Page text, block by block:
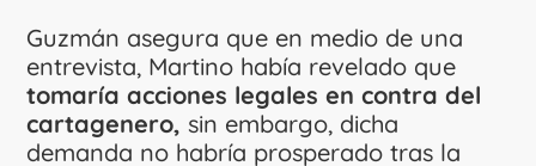
Guzmán asegura que en medio de una
entrevista, Martino había revelado que
tomaría acciones legales en contra del
cartagenero, sin embargo, dicha
demanda no habría prosperado tras la